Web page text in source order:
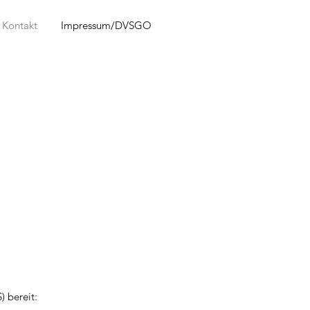
Kontakt Impressum/DVSGO
bereit: